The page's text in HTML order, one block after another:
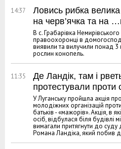
14:37
Ловись рибка
на черв’ячка та на
В с. Грабарівка
правоохоронці в
виявили та вилучили понад 3
рослин конопель.
11:35
Де Ландік, там і
протестували проти
У Луганську пройшла акція
молодіжних організацій
батьків - «мажорів». Акція, в
осіб, відбулася біля будівлі
вимагали притягнути до суду
Романа Ландіка, який побив